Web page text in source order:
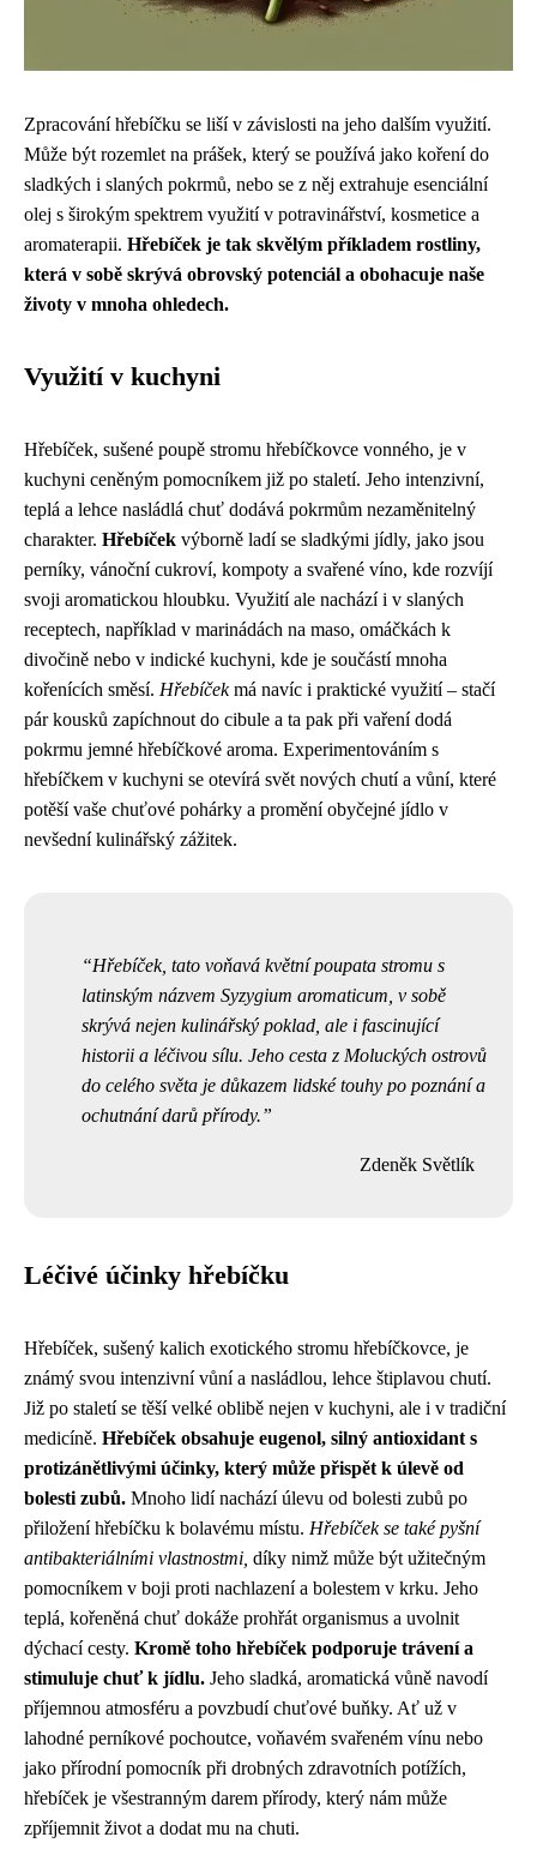
Zpracování hřebíčku se liší v závislosti na jeho dalším využití.
Může být rozemlet na prášek, který se používá jako koření do
sladkých i slaných pokrmů, nebo se z něj extrahuje esenciální
olej s širokým spektrem využití v potravinářství, kosmetice a
aromaterapii. Hřebíček je tak skvělým příkladem rostliny,
která v sobě skrývá obrovský potenciál a obohacuje naše
životy v mnoha ohledech.
Využití v kuchyni
Hřebíček, sušené poupě stromu hřebíčkovce vonného, je v
kuchyni ceněným pomocníkem již po staletí. Jeho intenzivní,
teplá a lehce nasládlá chuť dodává pokrmům nezaměnitelný
charakter. Hřebíček výborně ladí se sladkými jídly, jako jsou
perníky, vánoční cukroví, kompoty a svařené víno, kde rozvíjí
svoji aromatickou hloubku. Využití ale nachází i v slaných
receptech, například v marinádách na maso, omáčkách k
divočině nebo v indické kuchyni, kde je součástí mnoha
kořenících směsí. Hřebíčekmá navíc i praktické využití – stačí
pár kousků zapíchnout do cibule a ta pak při vaření dodá
pokrmu jemné hřebíčkové aroma. Experimentováním s
hřebíčkem v kuchyni se otevírá svět nových chutí a vůní, které
potěší vaše chuťové pohárky a promění obyčejné jídlo v
nevšední kulinářský zážitek.
Hřebíček, tato voňavá květní poupata stromu s
latinským názvem Syzygium aromaticum, v sobě
skrývá nejen kulinářský poklad, ale i fascinující
historii a léčivou sílu. Jeho cesta z Moluckých ostrovů
do celého světa je důkazem lidské touhy po poznání a
ochutnání darů přírody.
Zdeněk Světlík
Léčivé účinky hřebíčku
Hřebíček, sušený kalich exotického stromu hřebíčkovce, je
známý svou intenzivní vůní a nasládlou, lehce štiplavou chutí.
Již po staletí se těší velké oblibě nejen v kuchyni, ale i v tradiční
medicíně. Hřebíček obsahuje eugenol, silný antioxidant s
protizánětlivými účinky, který může přispět k úlevě od
bolesti zubů. Mnoho lidí nachází úlevu od bolesti zubů po
přiložení hřebíčku k bolavému místu. Hřebíček se také pyšní
antibakteriálními vlastnostmi, díky nimž může být užitečným
pomocníkem v boji proti nachlazení a bolestem v krku. Jeho
teplá, kořeněná chuť dokáže prohřát organismus a uvolnit
dýchací cesty. Kromě toho hřebíček podporuje trávení a
stimuluje chuť k jídlu. Jeho sladká, aromatická vůně navodí
příjemnou atmosféru a povzbudí chuťové buňky. Ať už v
lahodné perníkové pochoutce, voňavém svařeném vínu nebo
jako přírodní pomocník při drobných zdravotních potížích,
hřebíček je všestranným darem přírody, který nám může
zpříjemnit život a dodat mu na chuti.